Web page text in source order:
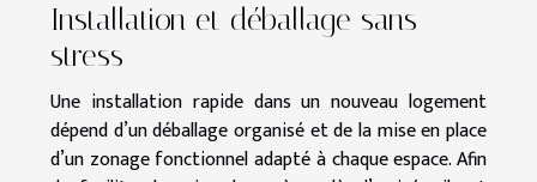
Installation et déballage sans
stress
Une installation rapide dans un nouveau logement
dépend d’un déballage organisé et de la mise en place
d’un zonage fonctionnel adapté à chaque espace. Afin